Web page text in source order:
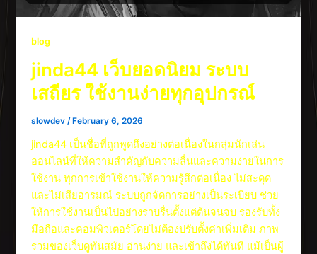
blog
jinda44 เว็บยอดนิยม ระบบ
เสถียร ใช้งานง่ายทุกอุปกรณ์
slowdev/ February 6, 2026
jinda44 เป็นชื่อที่ถูกพูดถึงอย่างต่อเนื่องในกลุ่มนักเล่น
ออนไลน์ที่ให้ความสำคัญกับความลื่นและความง่ายในการ
ใช้งาน ทุกการเข้าใช้งานให้ความรู้สึกต่อเนื่อง ไม่สะดุด
และไม่เสียอารมณ์ ระบบถูกจัดการอย่างเป็นระเบียบ ช่วย
ให้การใช้งานเป็นไปอย่างราบรื่นตั้งแต่ต้นจนจบ รองรับทั้ง
มือถือและคอมพิวเตอร์โดยไม่ต้องปรับตั้งค่าเพิ่มเติม ภาพ
รวมของเว็บดูทันสมัย อ่านง่าย และเข้าถึงได้ทันที แม้เป็นผู้